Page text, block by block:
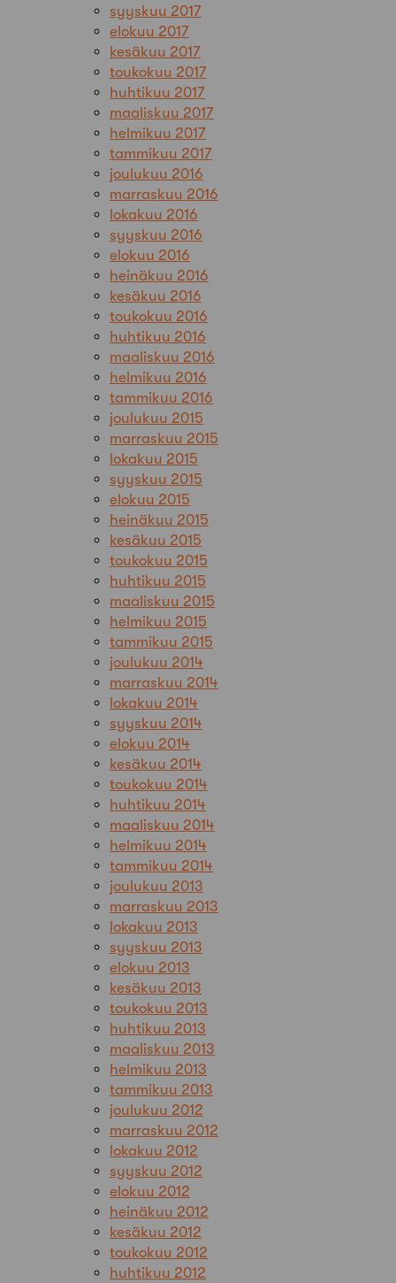
syyskuu 2017
elokuu 2017
kesäkuu 2017
toukokuu 2017
huhtikuu 2017
maaliskuu 2017
helmikuu 2017
tammikuu 2017
joulukuu 2016
marraskuu 2016
lokakuu 2016
syyskuu 2016
elokuu 2016
heinäkuu 2016
kesäkuu 2016
toukokuu 2016
huhtikuu 2016
maaliskuu 2016
helmikuu 2016
tammikuu 2016
joulukuu 2015
marraskuu 2015
lokakuu 2015
syyskuu 2015
elokuu 2015
heinäkuu 2015
kesäkuu 2015
toukokuu 2015
huhtikuu 2015
maaliskuu 2015
helmikuu 2015
tammikuu 2015
joulukuu 2014
marraskuu 2014
lokakuu 2014
syyskuu 2014
elokuu 2014
kesäkuu 2014
toukokuu 2014
huhtikuu 2014
maaliskuu 2014
helmikuu 2014
tammikuu 2014
joulukuu 2013
marraskuu 2013
lokakuu 2013
syyskuu 2013
elokuu 2013
kesäkuu 2013
toukokuu 2013
huhtikuu 2013
maaliskuu 2013
helmikuu 2013
tammikuu 2013
joulukuu 2012
marraskuu 2012
lokakuu 2012
syyskuu 2012
elokuu 2012
heinäkuu 2012
kesäkuu 2012
toukokuu 2012
huhtikuu 2012